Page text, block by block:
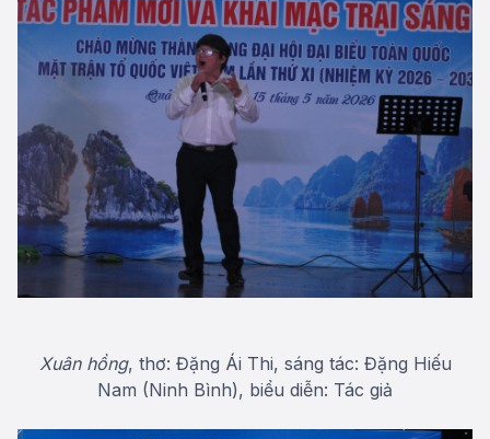
Xuân hồng, thơ: Đặng Ái Thi, sáng tác: Đặng Hiếu
Nam (Ninh Bình), biểu diễn: Tác giả